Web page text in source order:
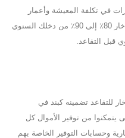
في تكلفة المعيشة وأعمار
الناس. يقول بعض الناس أنه يجب عليك ادخار 80٪ إلى 90٪ من دخلك السنوي
للتقاعد تضمينه كبند في
يتمكنوا من توفير الأموال كل
وحسابات التوفير الخاصة بهم